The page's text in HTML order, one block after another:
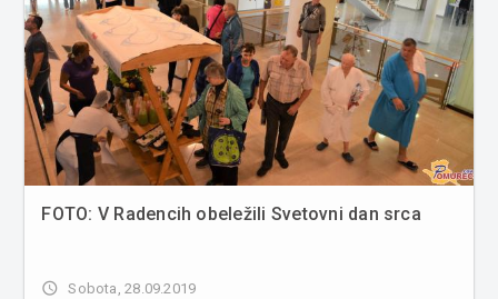
FOTO: V Radencih obeležili Svetovni dan srca
access_time Sobota, 28.09.2019